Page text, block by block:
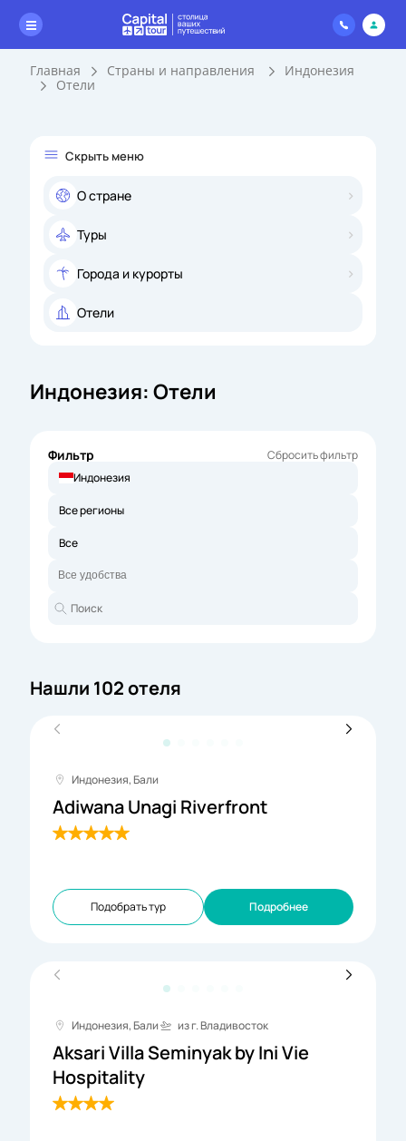
Главная Страны и направления
Индонезия
Отели
Скрыть меню
О стране
Туры
Города и курорты
Отели
Индонезия: Отели
Фильтр
Сбросить фильтр
Индонезия
Все регионы
Все
Нашли 102 отеля
Индонезия, Бали
Adiwana Unagi Riverfront
Подобрать тур Подробнее
Индонезия, Бали из г. Владивосток
Aksari Villa Seminyak by Ini Vie
Hospitality